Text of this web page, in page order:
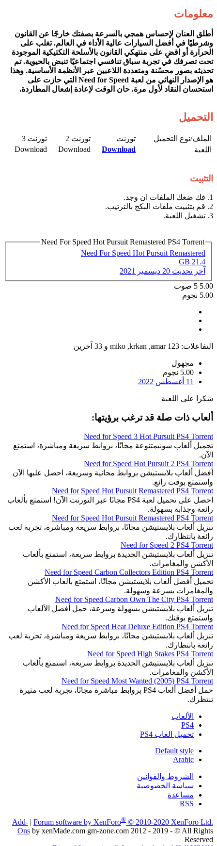
معلومات
أطلق العنان لإحساس همجي بالسرعة بصفتك خارجًا عن القانون
وشرطيًا في أفضل السيارات عالية الأداء في العالم. تغلب على
الحرارة أو اقضِ على منتهكي القانون بالأسلحة التكتيكية الموجودة
تحت تصرفك في تجربة سباق تنافسي اجتماعيًا تنبض بالحيوية. تم
تحديثه بصور محسّنة ومتعددة اللاعبين عبر الأنظمة الأساسية. وهذا
هو الإصدار النهائي من لعبة Need for Speed التي حازت على
استحسان النقاد لأول مرة. حان الوقت لإعادة إشعال المطاردة.
التحميل
الملف/نوع التحميل​ تورنت​ تورنت 2​
تورنت 3​
اللعبة​
Download
Download​
Download​
التثبيت
1. فك ضغك الملفات ان وجد.
2. قم بتثبيت ملفات البكج بالترتيب.
3. تشغيل اللعبة.
Need For Speed Hot Pursuit Remastered PS4 Torrent
Need For Speed Hot Pursuit Remastered
21.4 GB
آخر تحديث 20 ديسمبر 2021
5.00
5 صوت
5.00 نجوم
التفاعلات: amar 123
,
krkan
,
miko و 33 آخرين
مجهول
5.00 نجوم
11 أغسطس 2022
شكرا على اللعبة
ألعاب ذات صلة قد ترغب برؤيتها:
Need for Speed 3 Hot Pursuit PS4 Torrent
تحميل ألعاب سونيمتنوعة مجانًا، بروابط سريعة ومباشرة، استمتع
الآن.
Need for Speed Hot Pursuit 2 PS4 Torrent
أفضل ألعاب بلايستيشن بروابط مجانية وسريعة، احصل عليها الآن
واستمتع بوقت رائع.
Need for Speed Hot Pursuit Remastered PS4 Torrent
احصل على تحميل لعبة PS4 مجانًا عبر التورنت الآن! استمتع بألعاب
رائعة وجذابة بسهولة.
Need for Speed Hot Pursuit Remastered PS4 Torrent
تنزيل ألعاب بلايستيشن مجانًا، بروابط سريعة ومباشرة، تجربة لعب
رائعة بانتظارك.
Need for Speed 2 PS4 Torrent
تنزيل ألعاب بلايستيشن الجديدة بروابط سريعة، استمتع بألعاب
الأكشن والمغامرات.
Need for Speed Carbon Collectors Edition PS4 Torrent
تحميل أفضل ألعاب بلايستيشن مجانًا، استمتع بألعاب الأكشن
والمغامرات بسرعة وسهولة.
Need for Speed Carbon Own The City PS4 Torrent
تنزيل ألعاب بلايستيشن بسهولة وسرعة، حمل أفضل الألعاب
واستمتع بوقتك.
Need for Speed Heat Deluxe Edition PS4 Torrent
تنزيل ألعاب بلايستيشن مجانًا، بروابط سريعة ومباشرة، تجربة لعب
رائعة بانتظارك.
Need for Speed High Stakes PS4 Torrent
تنزيل ألعاب بلايستيشن الجديدة بروابط سريعة، استمتع بألعاب
الأكشن والمغامرات.
Need for Speed Most Wanted (2005) PS4 Torrent
حمل أفضل ألعاب PS4 بروابط مباشرة مجانًا، تجربة لعب مثيرة
تنتظرك.
الألعاب
PS4
تحميل العاب PS4
Default style
Arabic
الشروط والقوانين
سياسة الخصوصية
مساعدة
RSS
Forum software by XenForo® © 2010-2020 XenForo Ltd.
|
Add-
Ons by xenMade.com gm-zone.com 2012 - 2019 - © All Rights
Reserved